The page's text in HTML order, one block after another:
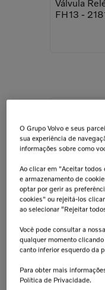
Válvula
FH13 -
REMAN
85013935
R$ 263,97
O Grupo Volvo e seus
sua experiência de
informações sobre como
Ao clicar em "Aceitar todos
e armazenamento de
optar por gerir as
cookies" ou rejeitá-los
ao selecionar “Rejeitar
Você pode consultar a
qualquer momento
canto inferior esquerdo da
Para obter mais
Política de Privacidade.